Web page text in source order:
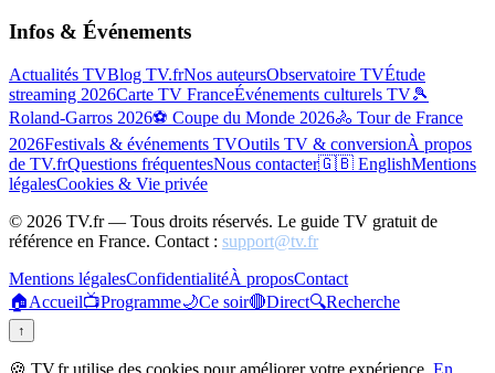
Infos & Événements
Actualités TVBlog TV.frNos auteursObservatoire TVÉtude
streaming 2026Carte TV FranceÉvénements culturels TV🎾
Roland-Garros 2026⚽ Coupe du Monde 2026🚴 Tour de France
2026Festivals & événements TVOutils TV & conversionÀ propos
de TV.frQuestions fréquentesNous contacter🇬🇧 EnglishMentions
légalesCookies & Vie privée
© 2026 TV.fr — Tous droits réservés. Le guide TV gratuit de
référence en France. Contact : support@tv.fr
Mentions légalesConfidentialitéÀ proposContact
🏠Accueil📺Programme🌙Ce soir🔴Direct🔍Recherche
↑
🍪 TV.fr utilise des cookies pour améliorer votre expérience. En